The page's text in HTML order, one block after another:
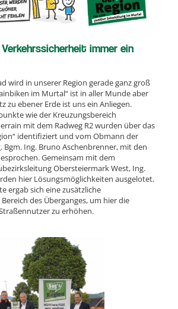
immer ein
wird in unserer Region gerade ganz groß
im Murtal“ ist in aller Munde aber
zu ebener Erde ist uns ein Anliegen.
wie der Kreuzungsbereich
mit dem Radweg R2 wurden über das
identifiziert und vom Obmann der
Bgm. Ing. Bruno Aschenbrenner, mit den
Gemeinsam mit dem
Obersteiermark West, Ing.
hier Lösungsmöglichkeiten ausgelotet.
ergab sich eine zusätzliche
des Überganges, um hier die
zu erhöhen.